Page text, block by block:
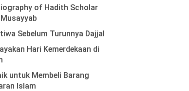
of Hadith Scholar
Sebelum Turunnya Dajjal
Hari Kemerdekaan di
untuk Membeli Barang
Islam